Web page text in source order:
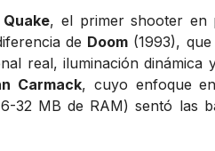
Quake, el primer shooter en
de Doom (1993),
real, iluminación
Carmack, cuyo enfoque
32 MB de RAM) sentó las